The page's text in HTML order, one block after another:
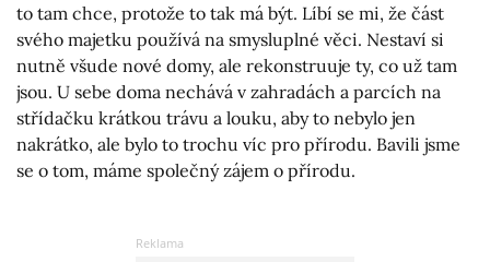
to tam chce, protože to tak má být. Líbí se mi, že část
svého majetku používá na smysluplné věci. Nestaví si
nutně všude nové domy, ale rekonstruuje ty, co už tam
jsou. U sebe doma nechává v zahradách a parcích na
střídačku krátkou trávu a louku, aby to nebylo jen
nakrátko, ale bylo to trochu víc pro přírodu. Bavili jsme
se o tom, máme společný zájem o přírodu.